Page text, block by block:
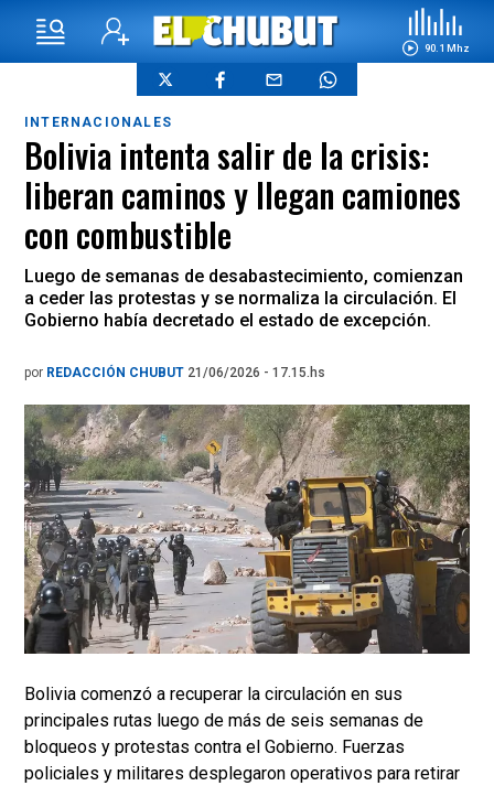
90.1 Mhz
INTERNACIONALES
Bolivia intenta salir de la crisis:
liberan caminos y llegan camiones
con combustible
Luego de semanas de desabastecimiento, comienzan
a ceder las protestas y se normaliza la circulación. El
Gobierno había decretado el estado de excepción.
por REDACCIÓN CHUBUT 21/06/2026 - 17.15.hs
Bolivia comenzó a recuperar la circulación en sus
principales rutas luego de más de seis semanas de
bloqueos y protestas contra el Gobierno. Fuerzas
policiales y militares desplegaron operativos para retirar